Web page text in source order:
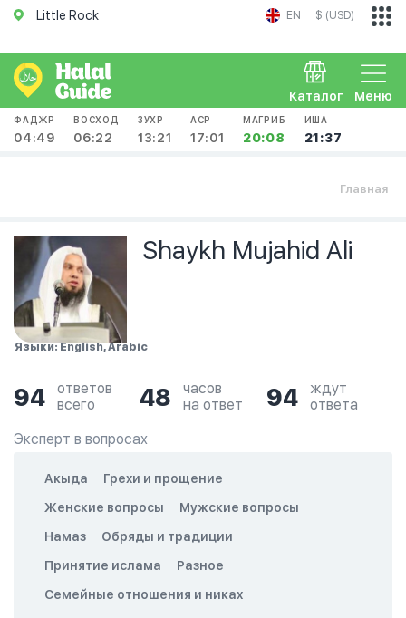
Little Rock EN $ (USD)
Меню
Каталог
ФАДЖР
04:49
ВОСХОД
06:22
ЗУХР
13:21
АСР
17:01
МАГРИБ
20:08
ИША
21:37
Главная
Shaykh Mujahid Ali
Языки: English, Arabic
94
ответов
всего
48
часов
на ответ
94
ждут
ответа
Эксперт в вопросах
Акыда
Грехи и прощение
Женские вопросы
Мужские вопросы
Намаз
Обряды и традиции
Принятие ислама
Разное
Семейные отношения и никах